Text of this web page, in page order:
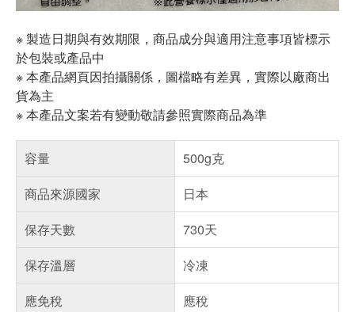
※ 製造日期與有效期限，商品成分與適用注意事項皆標示
於包裝或產品中
※ 本產品網頁因拍攝關係，圖檔略有差異，實際以廠商出
貨為主
※ 本產品文案若有變動敬請參照實際商品為準
容量
500g克
商品來源國家
日本
保存天數
730天
保存溫層
冷凍
應免稅
應稅